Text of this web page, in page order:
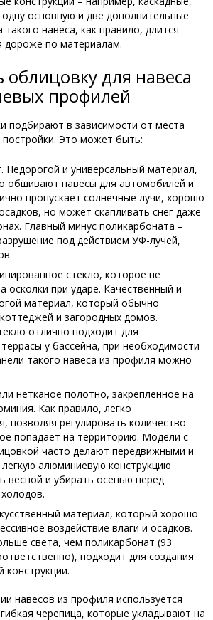
основную и две дополнительные
такого навеса, как правило, длится
дороже по материалам.
облицовку для навеса
профилей
подбирают в зависимости от места
постройки. Это может быть:
Недорогой и универсальный материал,
обшивают навесы для автомобилей и
пропускает солнечные лучи, хорошо
но может скапливать снег даже
Главный минус поликарбоната –
под действием УФ-лучей,
стекло, которое не
осколки при ударе. Качественный и
материал, который обычно
и загородных домов.
отлично подходит для
у бассейна, при необходимости
такого навеса из профиля можно
нетканое полотно, закрепленное на
Как правило, легко
позволяя регулировать количество
попадает на территорию. Модели с
часто делают передвижными и
алюминиевую конструкцию
весной и убирать осенью перед
материал, который хорошо
воздействие влаги и осадков.
света, чем поликарбонат (93
подходит для создания
конструкции.
навесов из профиля используется
черепица, которые укладывают на